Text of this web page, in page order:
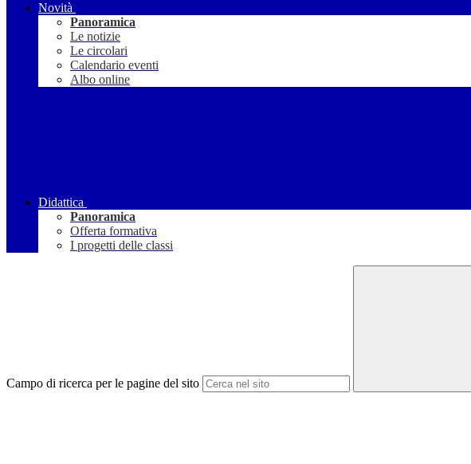
Novità
Panoramica
Le notizie
Le circolari
Calendario eventi
Albo online
Didattica
Panoramica
Offerta formativa
I progetti delle classi
Campo di ricerca per le pagine del sito